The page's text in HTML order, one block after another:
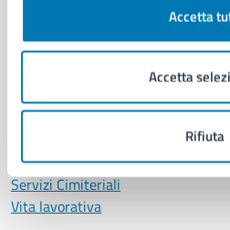
Accetta
Accetta
Rifiuta
Cultura e tempo libero
Documenti e certificati
Educazione e formazione
Giustizia e sicurezza pubblica
Salute, benessere e assistenza
Servizi Cimiteriali
Vita lavorativa